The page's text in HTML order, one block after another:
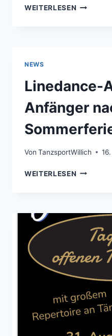
WEITERLESEN GET
NEWS
Linedance-
Anfänger
Von TanzsportWillich
WEITERLESEN
NACH